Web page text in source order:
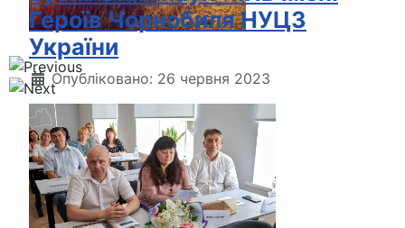
Героїв Чорнобиля НУЦЗ
України
Опубліковано: 26 червня 2023